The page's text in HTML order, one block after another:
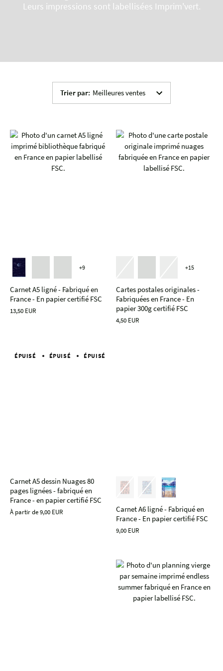
Leurs impressions sont labellisées Imprim'vert.
Trier par: Meilleures ventes
+9
Carnet A5 ligné - Fabriqué en
France - En papier certifié FSC
13,50 EUR
+15
Cartes postales originales -
Fabriquées en France - En
papier 300g certifié FSC
4,50 EUR
ÉPUISÉ ÉPUISÉ ÉPUISÉ
Carnet A5 dessin Nuages 80
pages lignées - fabriqué en
France - en papier certifié FSC
À partir de9,00 EUR
Carnet A6 ligné - Fabriqué en
France - En papier certifié FSC
9,00 EUR